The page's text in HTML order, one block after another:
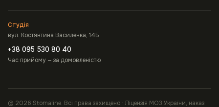
Студія
вул. Костянтина Василенка, 14Б
+38 095 530 80 40
Час прийому — за домовленістю
© 2026 Stomaline. Всі права захищено · Ліцензія МОЗ України, наказ